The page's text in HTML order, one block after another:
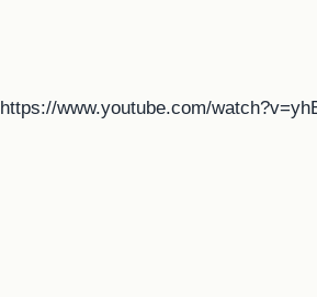
https://www.youtube.com/